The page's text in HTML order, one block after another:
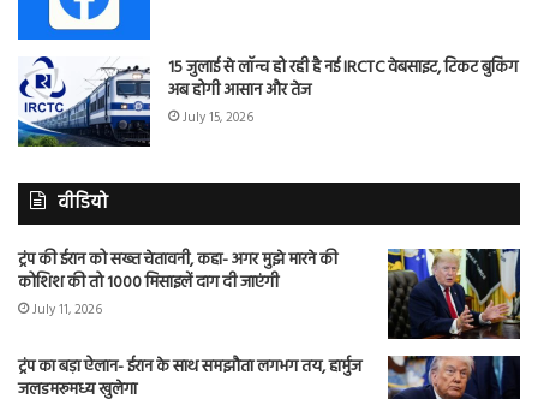
15 जुलाई से लॉन्च हो रही है नई IRCTC वेबसाइट, टिकट बुकिंग
अब होगी आसान और तेज
July 15, 2026
वीडियो
ट्रंप की ईरान को सख्त चेतावनी, कहा- अगर मुझे मारने की
कोशिश की तो 1000 मिसाइलें दाग दी जाएंगी
July 11, 2026
ट्रंप का बड़ा ऐलान- ईरान के साथ समझौता लगभग तय, हार्मुज
जलडमरूमध्य खुलेगा